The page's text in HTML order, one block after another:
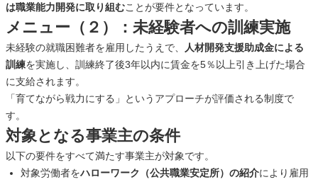
は職業能力開発に取り組むことが要件となっています。
メニュー（２）：未経験者への訓練実施
未経験の就職困難者を雇用したうえで、
人材開発支援助成金による
訓練を実施し、訓練終了後3年以内に賃金を5％以上引き上げた場合
に支給されます。
「育てながら戦力にする」というアプローチが評価される制度で
す。
対象となる事業主の条件
以下の要件をすべて満たす事業主が対象です。
対象労働者をハローワーク（公共職業安定所）の紹介により雇用